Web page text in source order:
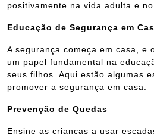
positivamente na vida adulta e
Educação de Segurança em
A segurança começa em casa, e
um papel fundamental na
seus filhos. Aqui estão algumas
promover a segurança em casa:
Prevenção de Quedas
Ensine as crianças a usar